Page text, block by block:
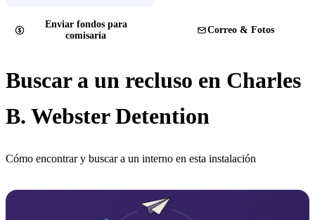
Enviar fondos para
comisaría
Correo & Fotos
Buscar a un recluso en Charles
B. Webster Detention
Cómo encontrar y buscar a un interno en esta instalación